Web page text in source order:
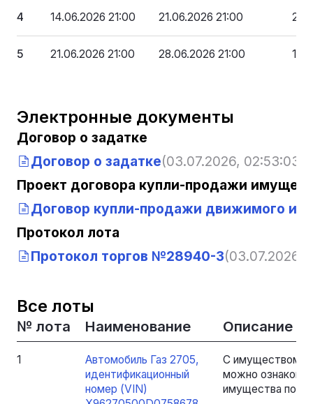
4 14.06.2026 21:00 21.06.2026 21:00
5 21.06.2026 21:00 28.06.2026 21:00
Электронные документы
Договор о задатке
Договор о задатке(03.07.2026, 02:53:03)
Проект договора купли-продажи
Договор купли-продажи движимого
Протокол лота
Протокол торгов №28940-3(03.07.2026,
Все лоты
№ лота Наименование Описание
1
Автомобиль Газ 2705,
идентификационный
номер (VIN)
С имуществом,
можно
имущества по